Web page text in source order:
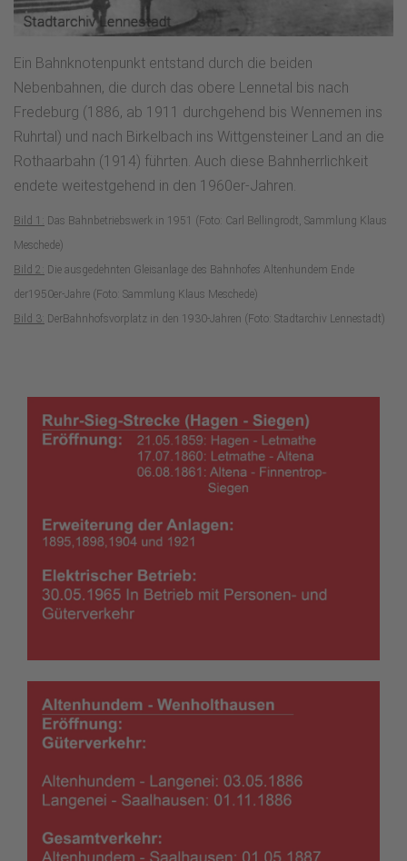
Ein Bahnknotenpunkt entstand durch die beiden
Nebenbahnen, die durch das obere Lennetal bis nach
Fredeburg (1886, ab 1911 durchgehend bis Wennemen ins
Ruhrtal) und nach Birkelbach ins Wittgensteiner Land an die
Rothaarbahn (1914) führten. Auch diese Bahnherrlichkeit
endete weitestgehend in den 1960er-Jahren.
Bild 1:
Das Bahnbetriebswerk in 1951 (Foto: Carl Bellingrodt, Sammlung Klaus
Meschede)
Bild 2:
Die ausgedehnten Gleisanlage des Bahnhofes Altenhundem Ende
der1950er-Jahre (Foto: Sammlung Klaus Meschede)
Bild 3: DerBahnhofsvorplatz in den 1930-Jahren (Foto: Stadtarchiv Lennestadt)